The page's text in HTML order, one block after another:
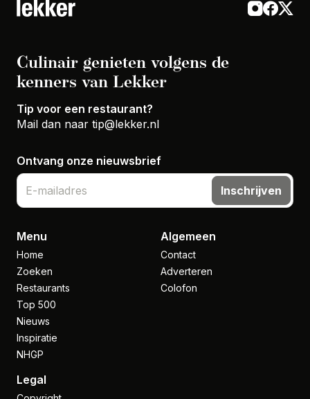
Culinair genieten volgens de
kenners van Lekker
Tip voor een restaurant?
Mail dan naar tip@lekker.nl
Ontvang onze nieuwsbrief
Inschrijven
Menu
Home
Zoeken
Restaurants
Top 500
Nieuws
Inspiratie
NHGP
Algemeen
Contact
Adverteren
Colofon
Legal